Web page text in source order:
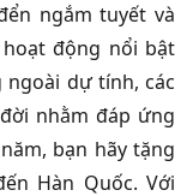
ngắm tuyết và
động nổi bật
ngoài dự tính, các
nhằm đáp ứng
bạn hãy tặng
Hàn Quốc. Với